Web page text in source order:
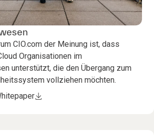
CIO.com der Meinung ist, dass
Organisationen im
unterstützt, die den Übergang zum
vollziehen möchten.